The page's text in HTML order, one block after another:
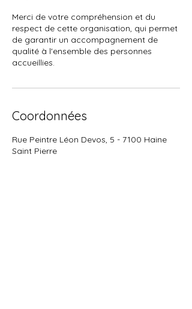
Merci de votre compréhension et du
respect de cette organisation, qui permet
de garantir un accompagnement de
qualité à l'ensemble des personnes
accueillies.
Coordonnées
Rue Peintre Léon Devos, 5 - 7100 Haine
Saint Pierre